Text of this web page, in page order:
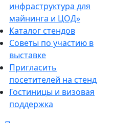
инфраструктура для
майнинга и ЦОД»
Каталог стендов
Советы по участию в
выставке
Пригласить
посетителей на стенд
Гостиницы и визовая
поддержка